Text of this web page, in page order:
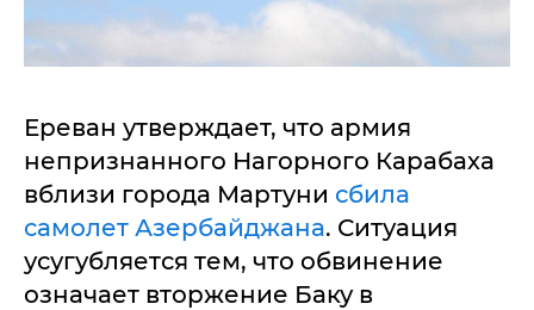
Ереван утверждает, что армия
непризнанного Нагорного Карабаха
вблизи города Мартуни сбила
самолет Азербайджана. Ситуация
усугубляется тем, что обвинение
означает вторжение Баку в